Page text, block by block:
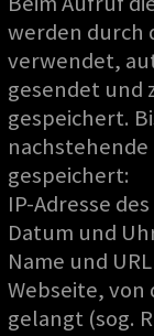
werden durch
verwendet,
gesendet und
gespeichert.
gespeichert:
IP-Adresse
Datum und
Name und
Webseite, von
gelangt (sog.